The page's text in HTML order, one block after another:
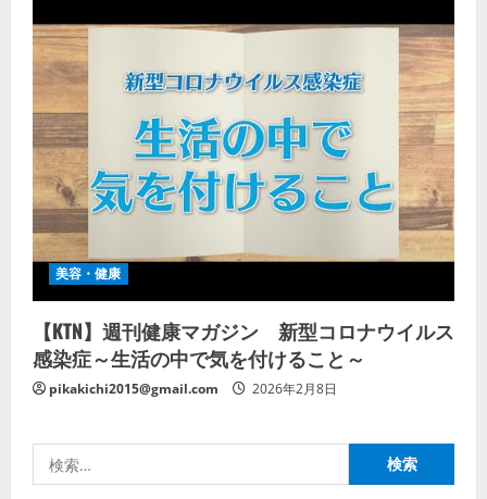
美容・健康
【KTN】週刊健康マガジン 新型コロナウイルス
感染症～生活の中で気を付けること～
pikakichi2015@gmail.com 2026年2月8日
索: